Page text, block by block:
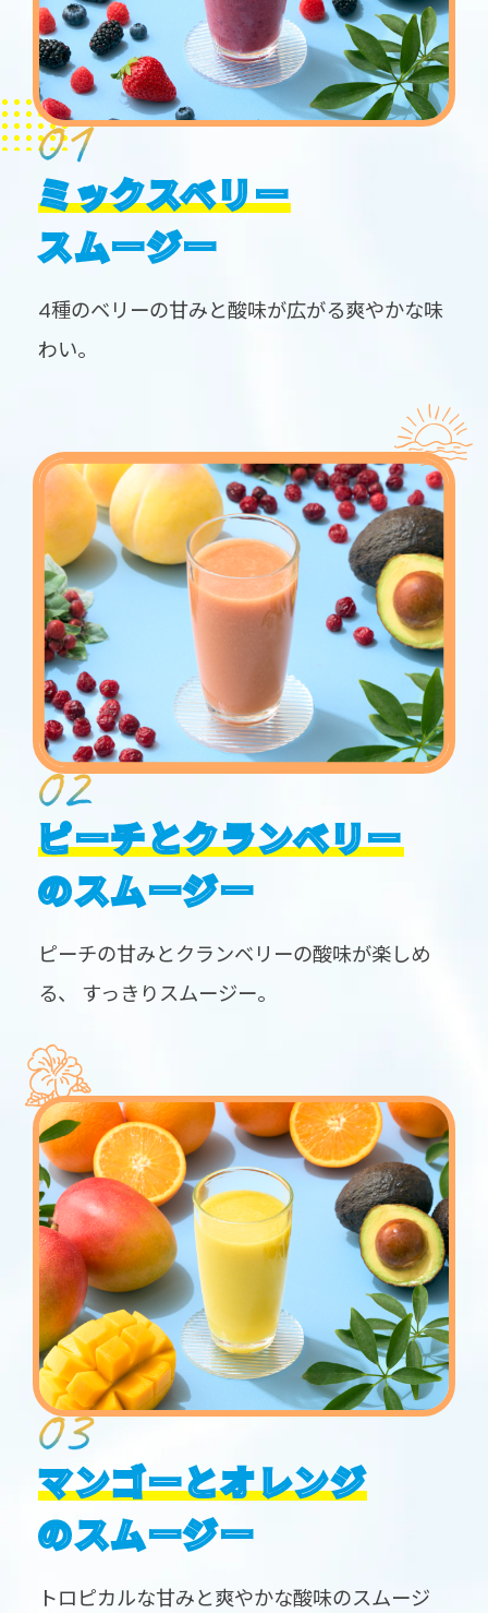
ミックスベリー
スムージー
4種のベリーの甘みと酸味が広がる爽やかな味
わい。
ピーチとクランベリー
のスムージー
ピーチの甘みとクランベリーの酸味が楽しめ
る、
すっきりスムージー。
マンゴーとオレンジ
のスムージー
トロピカルな甘みと爽やかな酸味のスムージ